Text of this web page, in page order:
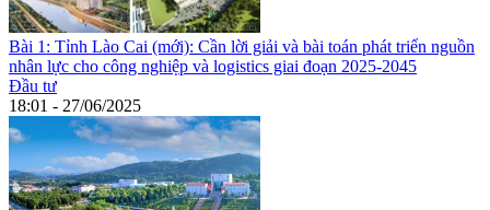
Bài 1: Tỉnh Lào Cai (mới): Cần lời giải và bài toán phát triển nguồn
nhân lực cho công nghiệp và logistics giai đoạn 2025-2045
Đầu tư
18:01 - 27/06/2025